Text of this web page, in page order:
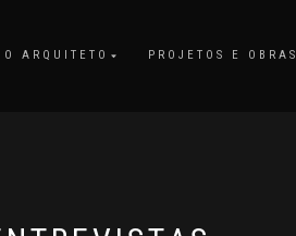
O ARQUITETO PROJETOS E OBRAS